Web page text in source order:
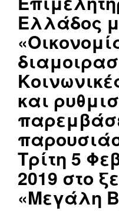
Ελλάδος
και
Τρίτη 5
2019 στο
«Μεγάλη